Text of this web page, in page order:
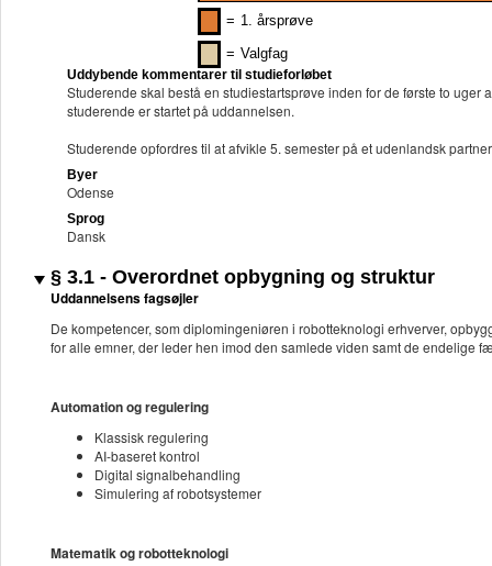
= 1. årsprøve
= Valgfag
Uddybende kommentarer til studieforløbet
Studerende skal bestå en studiestartsprøve inden for de første to
studerende er startet på uddannelsen.
Studerende opfordres til at afvikle 5. semester på et udenlandsk
Byer
Odense
Sprog
Dansk
§ 3.1 - Overordnet opbygning og struktur
Uddannelsens fagsøjler
De kompetencer, som diplomingeniøren i robotteknologi erhverver,
for alle emner, der leder hen imod den samlede viden samt de endelige
Automation og regulering
Klassisk regulering
AI-baseret kontrol
Digital signalbehandling
Simulering af robotsystemer
Matematik og robotteknologi